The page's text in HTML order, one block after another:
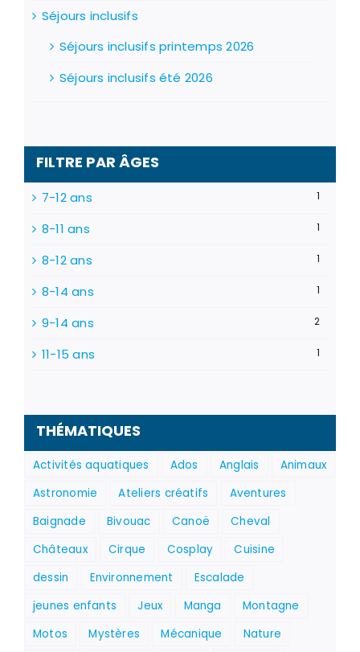
Séjours inclusifs
Séjours inclusifs printemps 2026
Séjours inclusifs été 2026
FILTRE PAR ÂGES
7-12 ans 1
8-11 ans 1
8-12 ans 1
8-14 ans 1
9-14 ans 2
11-15 ans 1
THÉMATIQUES
Activités aquatiques Ados Anglais
Animaux
Astronomie
Ateliers créatifs
Aventures
Baignade
Bivouac Canoë
Cheval
Châteaux
Cirque Cosplay
Cuisine
dessin
Environnement
Escalade
jeunes enfants
Jeux Manga
Montagne
Motos
Mystères Mécanique
Nature